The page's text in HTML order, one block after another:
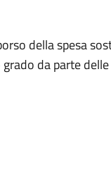
della spesa
da parte